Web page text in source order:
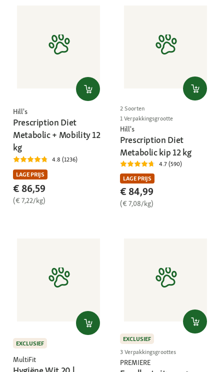
Hill's
Prescription Diet
Metabolic + Mobility 12
kg
4.8 (1236)
LAGE PRIJS
€ 86,59
(€ 7,22/kg)
2 Soorten
1 Verpakkingsgrootte
Hill's
Prescription Diet
Metabolic kip 12 kg
4.7 (590)
LAGE PRIJS
€ 84,99
(€ 7,08/kg)
EXCLUSIEF
MultiFit
EXCLUSIEF
3 Verpakkingsgroottes
PREMIERE